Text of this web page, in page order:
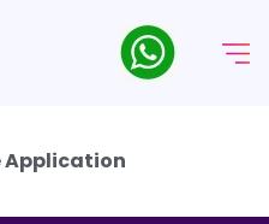
Application